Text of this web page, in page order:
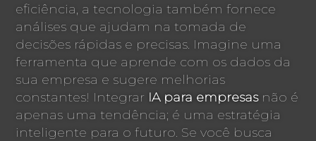
eficiência, a tecnologia também fornece
análises que ajudam na tomada de
decisões rápidas e precisas. Imagine uma
ferramenta que aprende com os dados da
sua empresa e sugere melhorias
constantes! Integrar IA para empresasnão é
apenas uma tendência; é uma estratégia
inteligente para o futuro. Se você busca